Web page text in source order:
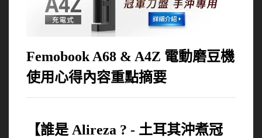
Femobook A68 & A4Z 電動磨豆機
使用心得內容重點摘要
【誰是 Alireza ? - 土耳其沖煮冠